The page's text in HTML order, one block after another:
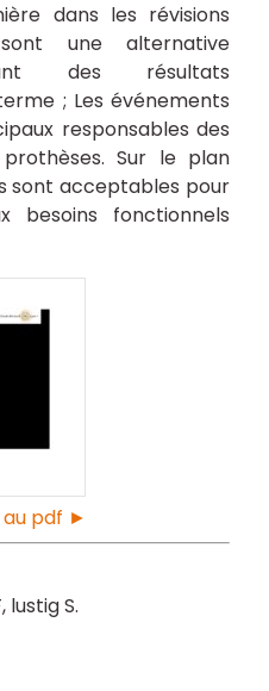
dans les révisions
une alternative
des résultats
; Les événements
responsables des
Sur le plan
sont acceptables pour
besoins fonctionnels
pdf ►
lustig S